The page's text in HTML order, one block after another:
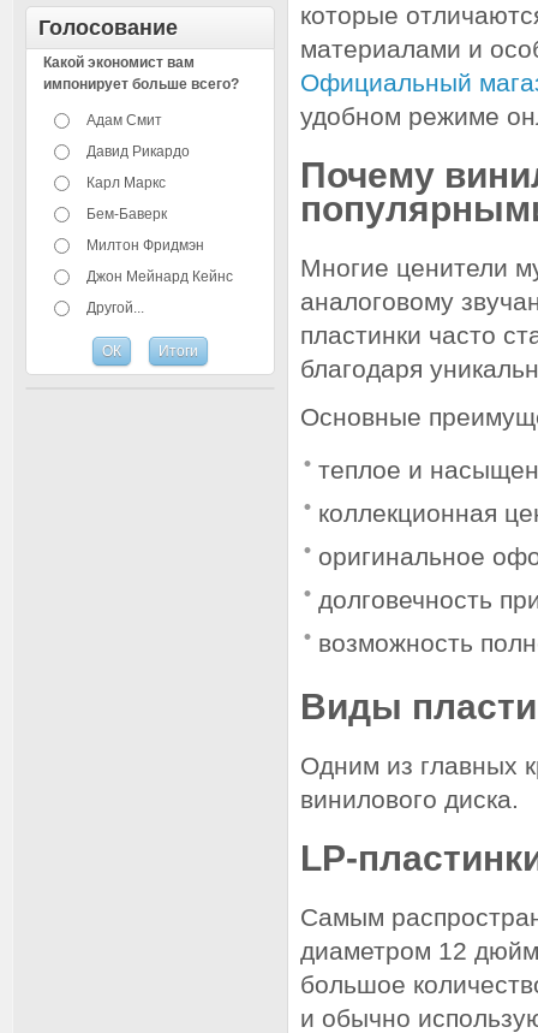
Голосование
Какой экономист вам
импонирует больше всего?
Адам Смит
Давид Рикардо
Карл Маркс
Бем-Баверк
Милтон Фридмэн
Джон Мейнард Кейнс
Другой...
которые
материалами и
Официальный
удобном режиме
Почему
Многие ценители
аналоговому
пластинки часто
благодаря
Основные
теплое и
коллекционная
оригинальное
долговечность
возможность
Виды
Одним из главных
винилового диска.
LP-
Самым
диаметром 12
большое
и обычно